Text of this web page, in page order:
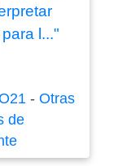
l..."
- Otras
de